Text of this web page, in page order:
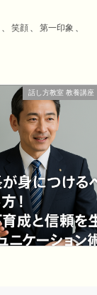
笑顔 第一印象
話し方教室 教養講座